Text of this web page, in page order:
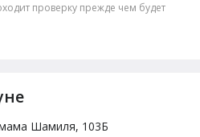
проверку прежде чем будет
Шамиля, 103Б